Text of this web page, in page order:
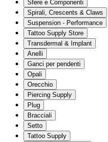
Sfere e Componenti
Spirali, Crescents & Claws
Suspension - Performance
Tattoo Supply Store
Transdermal & Implant
Anelli
Ganci per pendenti
Opali
Orecchio
Piercing Supply
Plug
Bracciali
Setto
Tattoo Supply